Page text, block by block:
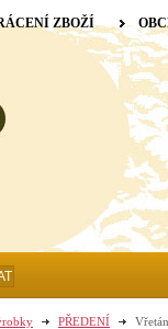
PŘEDENÍ
ZBOŽÍ